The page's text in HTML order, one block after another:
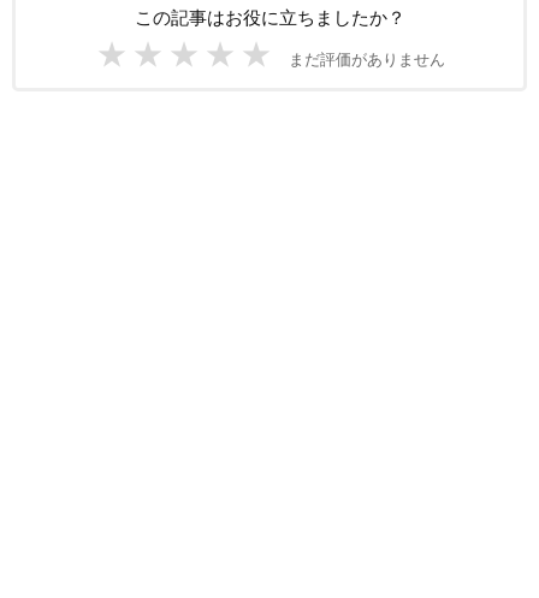
この記事はお役に立ちましたか？
★ ★ ★ ★ ★ まだ評価がありません